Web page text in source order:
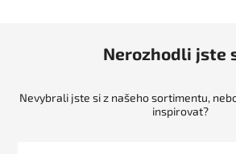
Nerozhodli jste
Nevybrali jste si z našeho sortimentu,
inspirovat?